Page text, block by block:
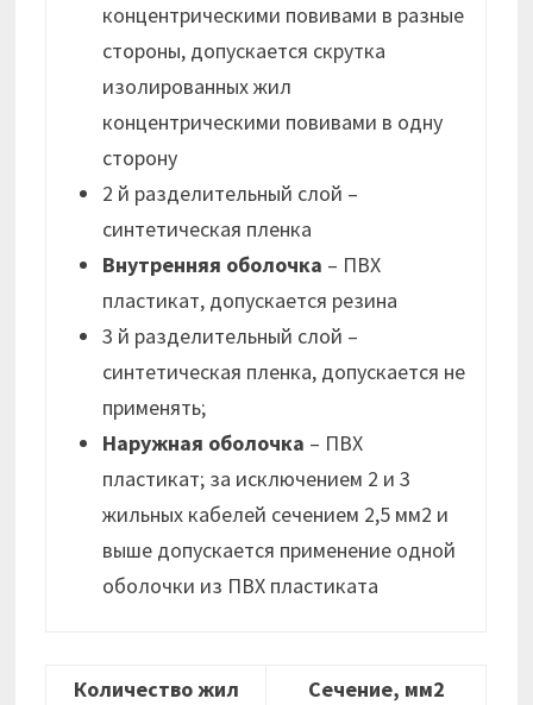
концентрическими повивами в разные
стороны, допускается скрутка
изолированных жил
концентрическими повивами в одну
сторону
2 й разделительный слой –
синтетическая пленка
Внутренняя оболочка – ПВХ
пластикат, допускается резина
3 й разделительный слой –
синтетическая пленка, допускается не
применять;
Наружная оболочка – ПВХ
пластикат; за исключением 2 и 3
жильных кабелей сечением 2,5 мм2 и
выше допускается применение одной
оболочки из ПВХ пластиката
Количество жил
Сечение, мм2